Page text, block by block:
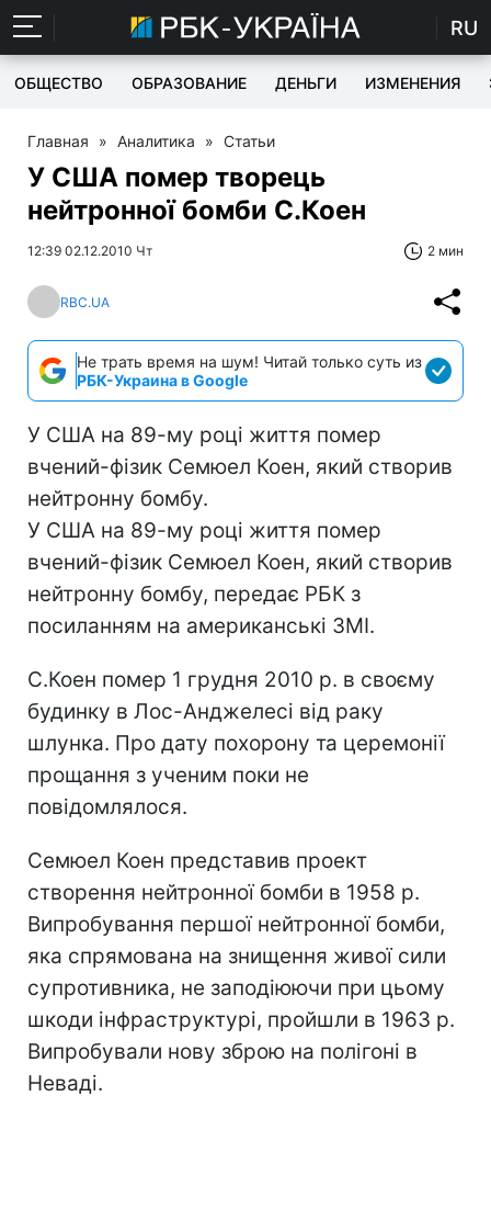
RU
ОБЩЕСТВО ОБРАЗОВАНИЕ ДЕНЬГИ ИЗМЕНЕНИЯ
Главная » Аналитика » Статьи
У США помер творець
нейтронної бомби С.Коен
12:39 02.12.2010 Чт 2 мин
RBC.UA
Не трать время на шум! Читай только суть из
РБК-Украина в Google
У США на 89-му році життя помер
вчений-фізик Семюел Коен, який створив
нейтронну бомбу.
У США на 89-му році життя помер
вчений-фізик Семюел Коен, який створив
нейтронну бомбу, передає РБК з
посиланням на американські ЗМІ.
С.Коен помер 1 грудня 2010 р. в своєму
будинку в Лос-Анджелесі від раку
шлунка. Про дату похорону та церемонії
прощання з ученим поки не
повідомлялося.
Семюел Коен представив проект
створення нейтронної бомби в 1958 р.
Випробування першої нейтронної бомби,
яка спрямована на знищення живої сили
супротивника, не заподіюючи при цьому
шкоди інфраструктурі, пройшли в 1963 р.
Випробували нову зброю на полігоні в
Неваді.